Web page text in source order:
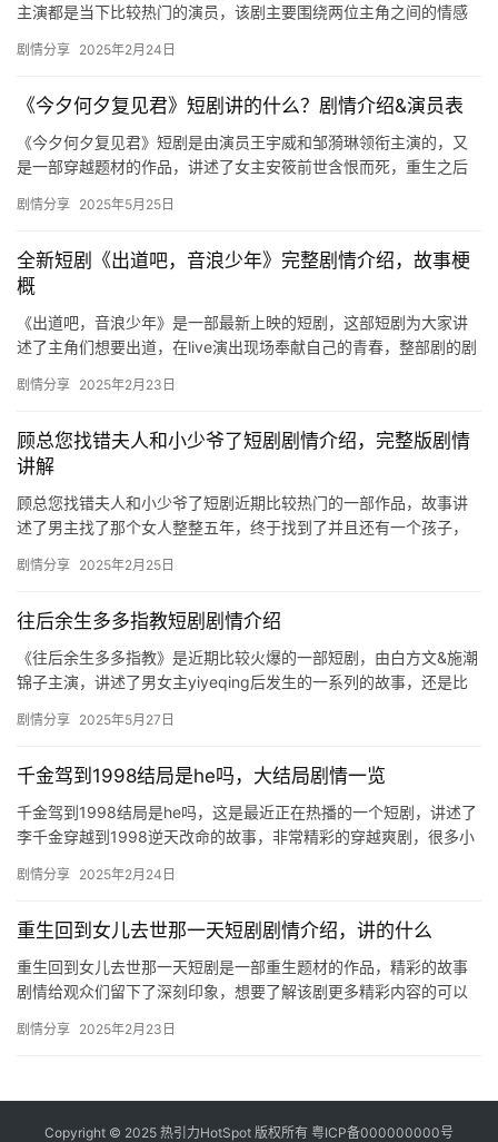
主演都是当下比较热门的演员，该剧主要围绕两位主角之间的情感
剧剧…
剧情分享 2025年2月24日
《今夕何夕复见君》短剧讲的什么？剧情介绍&演员表
《今夕何夕复见君》短剧是由演员王宇威和邹漪琳领衔主演的，又
是一部穿越题材的作品，讲述了女主安筱前世含恨而死，重生之后
王…
剧情分享 2025年5月25日
全新短剧《出道吧，音浪少年》完整剧情介绍，故事梗
概
《出道吧，音浪少年》是一部最新上映的短剧，这部短剧为大家讲
述了主角们想要出道，在live演出现场奉献自己的青春，整部剧的剧
剧情分享 2025年2月23日
顾总您找错夫人和小少爷了短剧剧情介绍，完整版剧情
讲解
顾总您找错夫人和小少爷了短剧近期比较热门的一部作品，故事讲
述了男主找了那个女人整整五年，终于找到了并且还有一个孩子，
顾总…
剧情分享 2025年2月25日
往后余生多多指教短剧剧情介绍
《往后余生多多指教》是近期比较火爆的一部短剧，由白方文&施潮
锦子主演，讲述了男女主yiyeqing后发生的一系列的故事，还是比
剧情分享 2025年5月27日
千金驾到1998结局是he吗，大结局剧情一览
千金驾到1998结局是he吗，这是最近正在热播的一个短剧，讲述了
李千金穿越到1998逆天改命的故事，非常精彩的穿越爽剧，很多小
剧情分享 2025年2月24日
重生回到女儿去世那一天短剧剧情介绍，讲的什么
重生回到女儿去世那一天短剧是一部重生题材的作品，精彩的故事
剧情给观众们留下了深刻印象，想要了解该剧更多精彩内容的可以
剧情分享 2025年2月23日
Copyright © 2025 热引力HotSpot 版权所有 粤ICP备000000000号